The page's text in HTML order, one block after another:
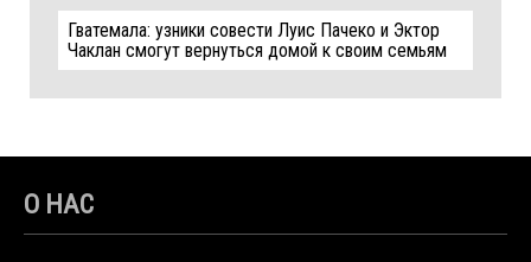
Гватемала: узники совести Луис Пачеко и Эктор
Чаклан смогут вернуться домой к своим семьям
О НАС